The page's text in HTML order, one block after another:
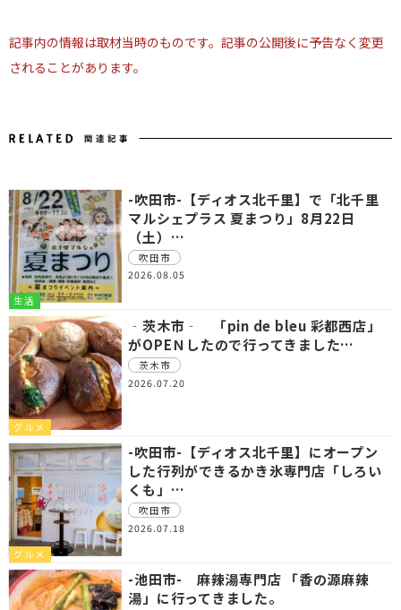
記事内の情報は取材当時のものです。記事の公開後に予告なく変更
されることがあります。
生活
-吹田市-【ディオス北千里】で「北千里
マルシェプラス 夏まつり」8月22日
（土）…
吹田市
2026.08.05
グルメ
‐茨木市‐ 「pin de bleu 彩都西店」
がOPEＮしたので行ってきました…
茨木市
2026.07.20
グルメ
-吹田市-【ディオス北千里】にオープン
した行列ができるかき氷専門店「しろい
くも」…
吹田市
2026.07.18
-池田市- 麻辣湯専門店 「香の源麻辣
湯」に行ってきました。